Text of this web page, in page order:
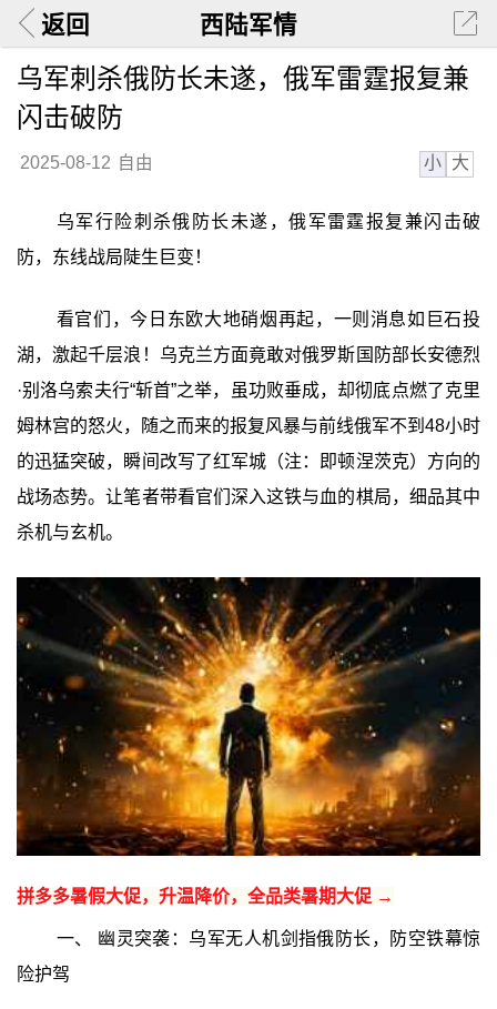
返回 西陆军情
乌军刺杀俄防长未遂，俄军雷霆报复兼
闪击破防
2025-08-12 自由 小 大
乌军行险刺杀俄防长未遂，俄军雷霆报复兼闪击破
防，东线战局陡生巨变！
看官们，今日东欧大地硝烟再起，一则消息如巨石投
湖，激起千层浪！乌克兰方面竟敢对俄罗斯国防部长安德烈
·别洛乌索夫行“斩首”之举，虽功败垂成，却彻底点燃了克里
姆林宫的怒火，随之而来的报复风暴与前线俄军不到48小时
的迅猛突破，瞬间改写了红军城（注：即顿涅茨克）方向的
战场态势。让笔者带看官们深入这铁与血的棋局，细品其中
杀机与玄机。
拼多多暑假大促，升温降价，全品类暑期大促 →
一、 幽灵突袭：乌军无人机剑指俄防长，防空铁幕惊
险护驾